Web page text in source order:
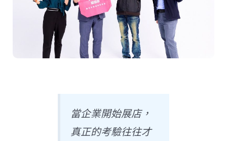
當企業開始展店，
真正的考驗往往才